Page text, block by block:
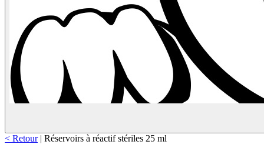
< Retour | Réservoirs à réactif stériles 25 ml